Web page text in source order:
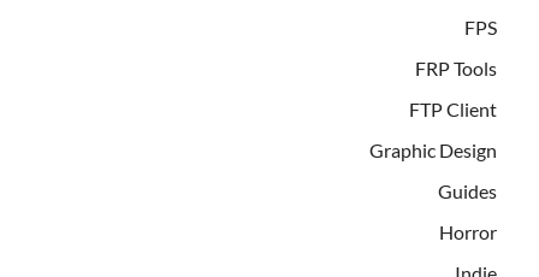
FRP Tools
FTP Client
Graphic Design
Guides
Horror